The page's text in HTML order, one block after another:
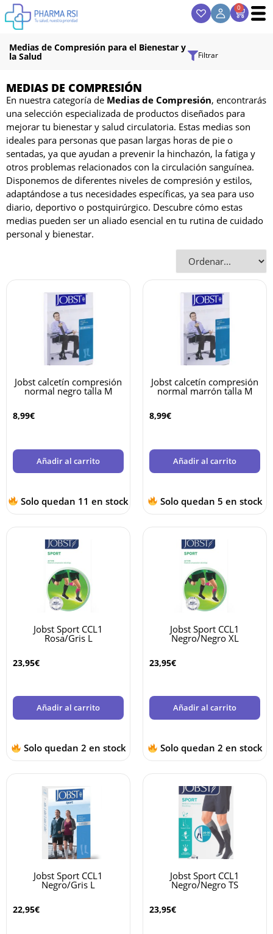
0
Medias de Compresión para el Bienestar y
la Salud Filtrar
MEDIAS DE COMPRESIÓN
En nuestra categoría de Medias de Compresión, encontrarás
una selección especializada de productos diseñados para
mejorar tu bienestar y salud circulatoria. Estas medias son
ideales para personas que pasan largas horas de pie o
sentadas, ya que ayudan a prevenir la hinchazón, la fatiga y
otros problemas relacionados con la circulación sanguínea.
Disponemos de diferentes niveles de compresión y estilos,
adaptándose a tus necesidades específicas, ya sea para uso
diario, deportivo o postquirúrgico. Descubre cómo estas
medias pueden ser un aliado esencial en tu rutina de cuidado
personal y bienestar.
Jobst calcetín compresión
normal negro talla M
8,99€
Añadir al carrito
Solo quedan 11 en stock
Jobst calcetín compresión
normal marrón talla M
8,99€
Añadir al carrito
Solo quedan 5 en stock
Jobst Sport CCL1
Rosa/Gris L
23,95€
Añadir al carrito
Solo quedan 2 en stock
Jobst Sport CCL1
Negro/Negro XL
23,95€
Añadir al carrito
Solo quedan 2 en stock
Jobst Sport CCL1
Negro/Gris L
22,95€
Jobst Sport CCL1
Negro/Negro TS
23,95€